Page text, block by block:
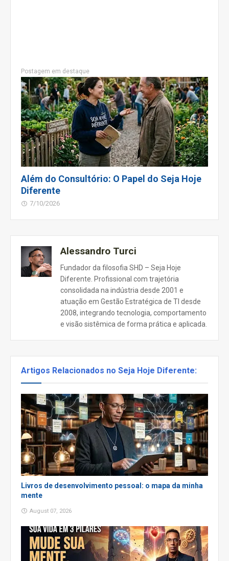
Postagem em destaque
Além do Consultório: O Papel do Seja Hoje
Diferente
7/10/2026
Alessandro Turci
Fundador da filosofia SHD – Seja Hoje
Diferente. Profissional com trajetória
consolidada na indústria desde 2001 e
atuação em Gestão Estratégica de TI desde
2008, integrando tecnologia, comportamento
e visão sistêmica de forma prática e aplicada.
Artigos Relacionados no Seja Hoje Diferente:
Livros de desenvolvimento pessoal: o mapa da minha
mente
August 07, 2026